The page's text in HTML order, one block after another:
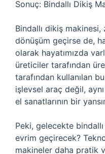
Sonuç: Bindallı Dikiş
Bindallı dikiş
dönüşüm geçirse de,
olarak hayatımızda
üreticiler tarafından
tarafından kullanılan
işlevsel araç değil,
el sanatlarının bir
Peki, gelecekte
evrim geçirecek?
makineler daha pratik